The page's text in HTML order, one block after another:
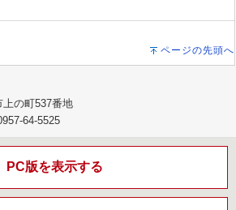
ページの先頭へ
の町537番地
64-5525
PC版を表示する